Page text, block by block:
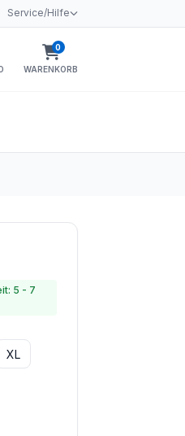
Service/Hilfe
0
WARENKORB
Warenkorb enthält
5 - 7
XL